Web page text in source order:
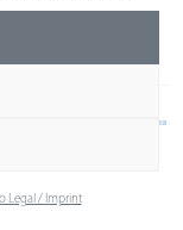
Legal / Imprint